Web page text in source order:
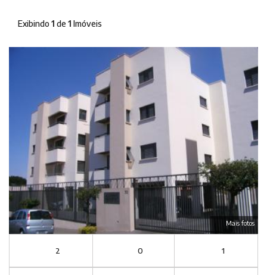
Exibindo 1 de1 Imóveis
Mais fotos
2 0 1